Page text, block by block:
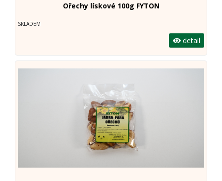
Ořechy lískové 100g FYTON
SKLADEM
detail